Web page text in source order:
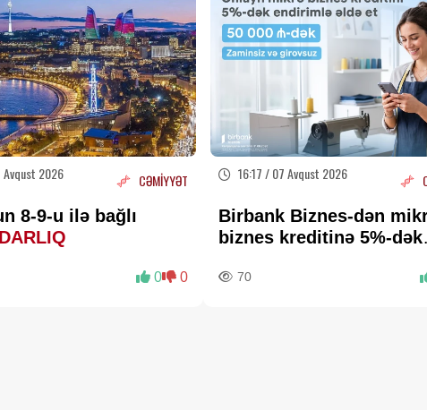
Avqust 2026 CƏMİYYƏT
8-9-u ilə bağlı
0 0
16:17 / 07 Avqust 2026
Birbank Biznes-dən
biznes kreditinə 5%-dək
70